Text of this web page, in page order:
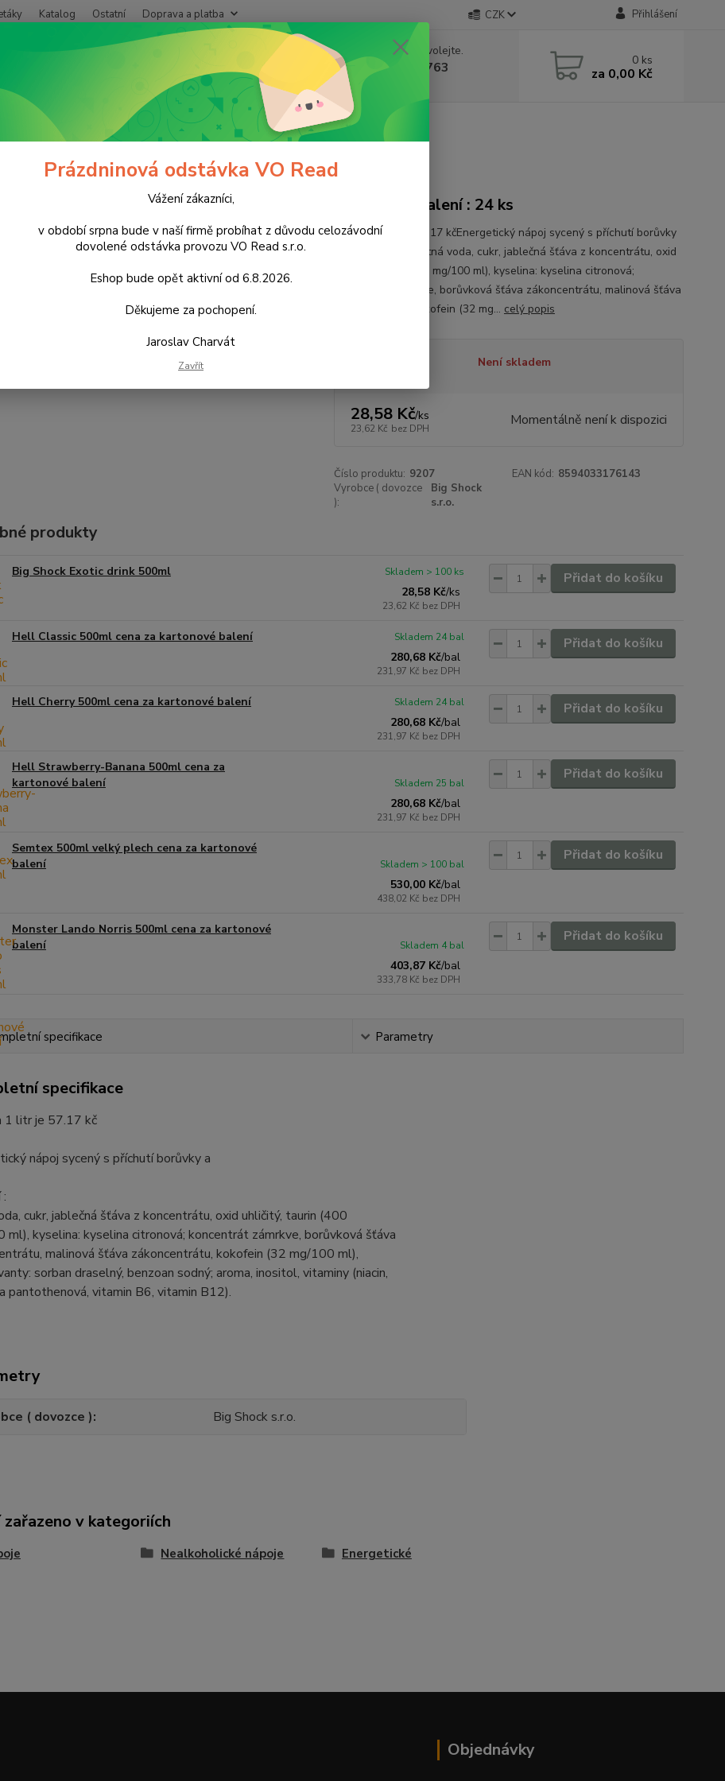
Katalog Ostatní Doprava a platba CZK Přihlášení
Nevíte si rady? Zavolejte.
+420 602 388 763
Po - Pá 8 - 14h
0 ks
za 0,00 Kč
Nealkoholické nápoje Energetické Big Shock Berries 500ml
Shock Berries 500ml
Kartonové balení : 24 ks
cena za 1 litr je 57.17 kčEnergetický nápoj sycený s příchutí borůvky
a malinySložení :pitná voda, cukr, jablečná šťáva z koncentrátu, oxid
uhličitý, taurin (400 mg/100 ml), kyselina: kyselina citronová;
koncentrát zámrkve, borůvková šťáva zákoncentrátu, malinová šťáva
zákoncentrátu, kokofein (32 mg... celý popis
Není skladem
28,58 Kč/ks
23,62 Kč bez DPH Momentálně není k dispozici
Číslo produktu: 9207 EAN kód: 8594033176143
Vyrobce ( dovozce
):
Big Shock
s.r.o.
produkty
Big Shock Exotic drink 500ml
28,58 Kč/ks
23,62 Kč bez DPH
Skladem > 100 ks Přidat do košíku
Hell Classic 500ml cena za kartonové balení
280,68 Kč/bal
231,97 Kč bez DPH
Skladem 24 bal Přidat do košíku
Hell Cherry 500ml cena za kartonové balení
280,68 Kč/bal
231,97 Kč bez DPH
Skladem 24 bal Přidat do košíku
Hell Strawberry-Banana 500ml cena za
kartonové balení
280,68 Kč/bal
231,97 Kč bez DPH
Skladem 25 bal
Přidat do košíku
Semtex 500ml velký plech cena za kartonové
balení
530,00 Kč/bal
438,02 Kč bez DPH
Skladem > 100 bal
Přidat do košíku
Monster Lando Norris 500ml cena za kartonové
balení
403,87 Kč/bal
333,78 Kč bez DPH
Skladem 4 bal
Přidat do košíku
specifikace Parametry
specifikace
1 litr je 57.17 kč
nápoj sycený s příchutí borůvky a
cukr, jablečná šťáva z koncentrátu, oxid uhličitý, taurin (400
ml), kyselina: kyselina citronová; koncentrát zámrkve, borůvková šťáva
malinová šťáva zákoncentrátu, kokofein (32 mg/100 ml),
sorban draselný, benzoan sodný; aroma, inositol, vitaminy (niacin,
pantothenová, vitamin B6, vitamin B12).
( dovozce ) Big Shock s.r.o.
zařazeno v kategoriích
Nealkoholické nápoje Energetické
Objednávky
Prázdninová odstávka VO Read
Vážení zákazníci,
v období srpna bude v naší firmě probíhat z důvodu celozávodní
dovolené odstávka provozu VO Read s.r.o.
Eshop bude opět aktivní od 6.8.2026.
Děkujeme za pochopení.
Jaroslav Charvát
Zavřít